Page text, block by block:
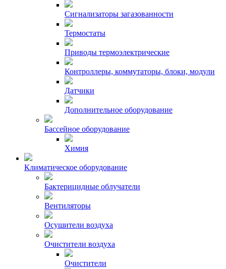
Сигнализаторы загазованности
Термостаты
Приводы термоэлектрические
Контроллеры, коммутаторы, блоки, модули
Датчики
Дополнительное оборудование
Бассейное оборудование
Химия
Климатическое оборудование
Бактерицидные облучатели
Вентиляторы
Осушители воздуха
Очистители воздуха
Очистители